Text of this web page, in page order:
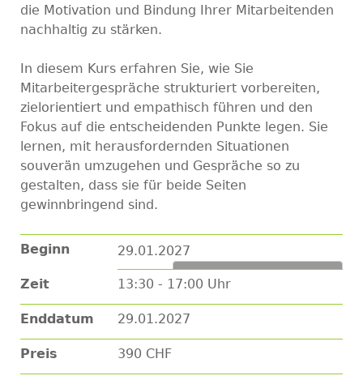
die Motivation und Bindung Ihrer Mitarbeitenden
nachhaltig zu stärken.
In diesem Kurs erfahren Sie, wie Sie
Mitarbeitergespräche strukturiert vorbereiten,
zielorientiert und empathisch führen und den
Fokus auf die entscheidenden Punkte legen. Sie
lernen, mit herausfordernden Situationen
souverän umzugehen und Gespräche so zu
gestalten, dass sie für beide Seiten
gewinnbringend sind.
Beginn 29.01.2027
Zeit 13:30 - 17:00 Uhr
Enddatum 29.01.2027
Preis 390 CHF